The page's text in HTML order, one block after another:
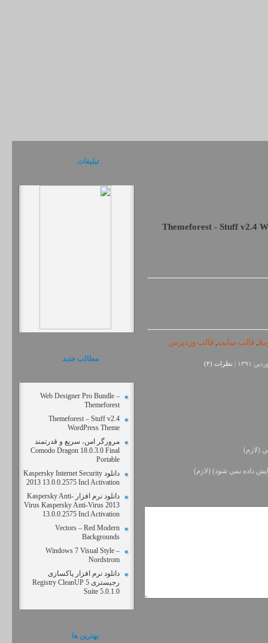
Themeforest - Stuff v2.4
قالب سایت قالب وردپرس
نظرات (۲)
(لازم)
داده نمي شود) (لازم)
تبلیغات
مطالب جديد
Web Designer Pro Bundle –
Themeforest
Themeforest – Stuff v2.4
WordPress Theme
مرورگر امن، سریع و قدرتمند
Comodo Dragon 18.0.3.0 Final
Portable
دانلود Kaspersky Internet Security
2013 13.0.0.2575 Incl Activation
دانلود نرم افزار Kaspersky Anti-
Virus Kaspersky Anti-Virus 2013
13.0.0.2575 Incl Activation
Vectors – Red Modern
Backgrounds
Windows 7 Visual Style –
Nordstrom
دانلود نرم افزار پاکسازی
رجیستری Registry CleanUP 5
Suite 5.0.1.0
بهترين ها